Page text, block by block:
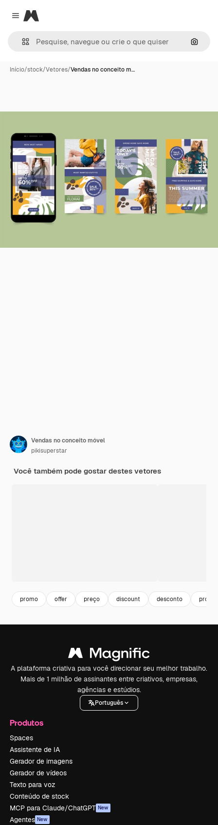
Close menu
Magnific
Início/stock/Vetores/Vendas no conceito m…
Vendas no conceito móvel
pikisuperstar
Você também pode gostar destes vetores
promo offer preço discount desconto
A plataforma criativa para você direcionar seu melhor trabalho.
Mais de 1 milhão de assinantes entre criativos, empresas,
agências e estúdios.
Português
Produtos
Spaces
Assistente de IA
Gerador de imagens
Gerador de vídeos
Texto para voz
Conteúdo de stock
MCP para Claude/ChatGPT New
Agentes New